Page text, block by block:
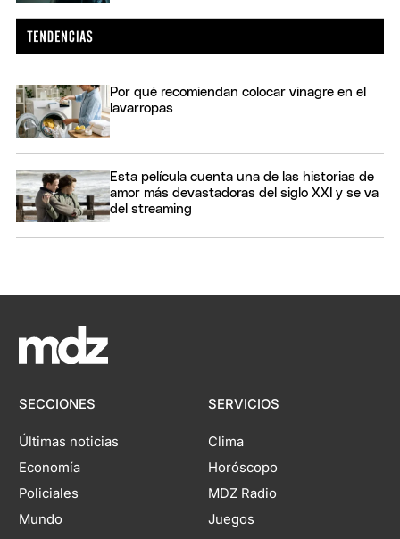
Por qué recomiendan colocar vinagre en el
lavarropas
Esta película cuenta una de las historias de
amor más devastadoras del siglo XXI y se va
del streaming
SECCIONES
Últimas noticias
Economía
Policiales
Mundo
SERVICIOS
Clima
Horóscopo
MDZ Radio
Juegos